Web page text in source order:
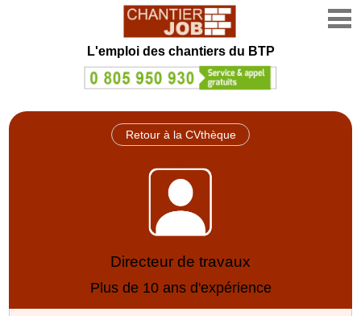
L'emploi des chantiers du BTP
Retour à la CVthèque
Directeur de travaux
Plus de 10 ans d'expérience